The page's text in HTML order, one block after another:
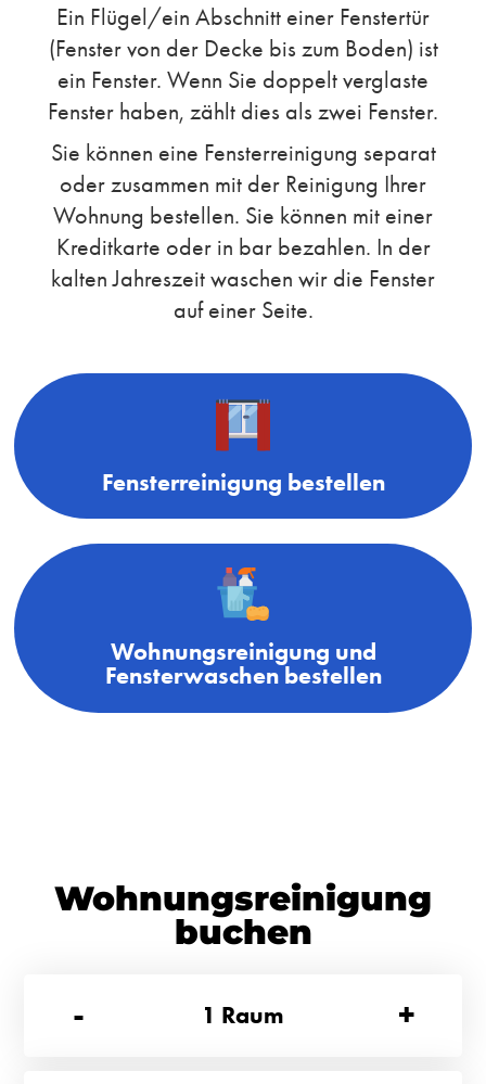
Ein Flügel/ein Abschnitt einer Fenstertür
(Fenster von der Decke bis zum Boden) ist
ein Fenster. Wenn Sie doppelt verglaste
Fenster haben, zählt dies als zwei Fenster.
Sie können eine Fensterreinigung separat
oder zusammen mit der Reinigung Ihrer
Wohnung bestellen. Sie können mit einer
Kreditkarte oder in bar bezahlen. In der
kalten Jahreszeit waschen wir die Fenster
auf einer Seite.
Fensterreinigung bestellen
Wohnungsreinigung und
Fensterwaschen bestellen
Wohnungsreinigung
buchen
-
1 Raum +